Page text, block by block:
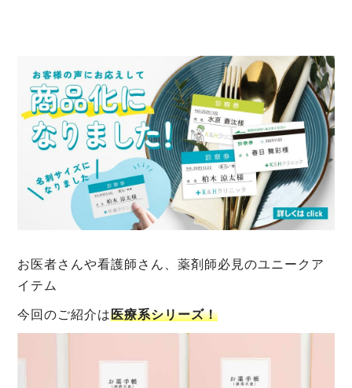
お医者さんや看護師さん、薬剤師必見のユニークア
イテム
今回のご紹介は医療系シリーズ！